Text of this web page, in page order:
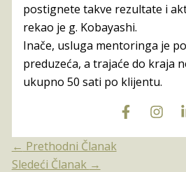
postignete takve rezultate i
rekao je g. Kobayashi.
Inače, usluga mentoringa je
preduzeća, a trajaće do kraja
ukupno 50 sati po klijentu.
← Prethodni Članak
Sledeći Članak →